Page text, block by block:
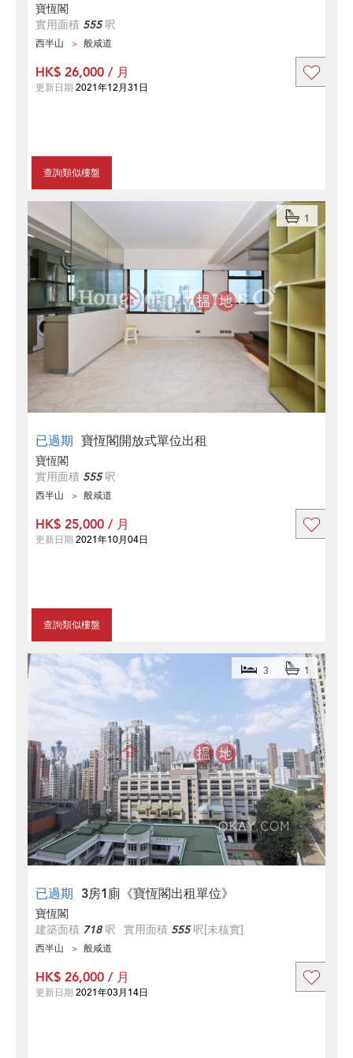
寶恆閣
實用面積 555呎
西半山 般咸道
查詢類似樓盤
HK$ 26,000 / 月
更新日期 2021年12月31日
已過期 寶恆閣開放式單位出租
1
寶恆閣
實用面積 555呎
西半山 般咸道
查詢類似樓盤
HK$ 25,000 / 月
更新日期 2021年10月04日
已過期 3房1廁《寶恆閣出租單位》
3 1
寶恆閣
建築面積 718呎 實用面積 555呎[未核實]
西半山 般咸道
HK$ 26,000 / 月
更新日期 2021年03月14日